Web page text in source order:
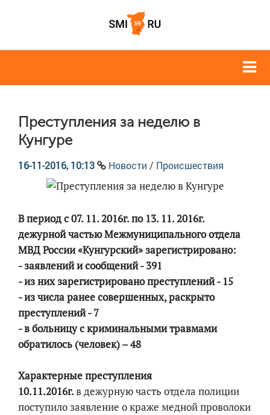
Преступления за неделю в
Кунгуре
16-11-2016, 10:13 Новости / Происшествия
В период с 07. 11. 2016г. по 13. 11. 2016г.
дежурной частью Межмуниципального отдела
МВД России «Кунгурский» зарегистрировано:
- заявлений и сообщений - 391
- из них зарегистрировано преступлений - 15
- из числа ранее совершенных, раскрыто
преступлений - 7
- в больницу с криминальными травмами
обратилось (человек) – 48
Характерные преступления
10.11.2016г.в дежурную часть отдела полиции
поступило заявление о краже медной проволоки